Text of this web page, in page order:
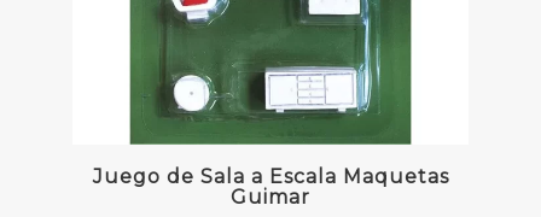
Juego de Sala a Escala Maquetas
Guimar